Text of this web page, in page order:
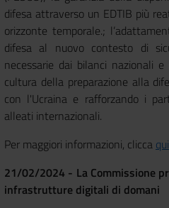
difesa attraverso un EDTIB più
orizzonte temporale.;
difesa al nuovo contesto di
necessarie dai bilanci nazionali
cultura della preparazione alla
con l'Ucraina e rafforzando i
alleati internazionali.
Per maggiori informazioni, clicca qui
21/02/2024 - La Commissione
infrastrutture digitali di domani